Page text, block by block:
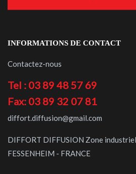
INFORMATIONS DE CONTACT
Contactez-nous
Tel : 03 89 48 57 69
Fax: 03 89 32 07 81
diffort.diffusion@gmail.com
DIFFORT DIFFUSION Zone
FESSENHEIM - FRANCE